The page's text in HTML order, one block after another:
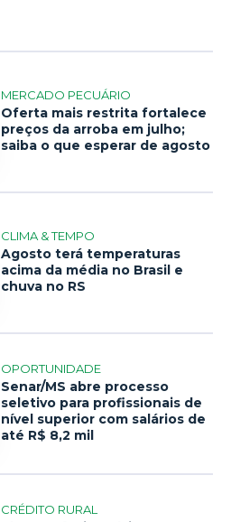
MERCADO PECUÁRIO
Oferta mais restrita fortalece
preços da arroba em julho;
saiba o que esperar de agosto
CLIMA & TEMPO
Agosto terá temperaturas
acima da média no Brasil e
chuva no RS
OPORTUNIDADE
Senar/MS abre processo
seletivo para profissionais de
nível superior com salários de
até R$ 8,2 mil
CRÉDITO RURAL